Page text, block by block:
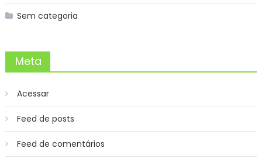
Sem categoria
Meta
Acessar
Feed de posts
Feed de comentários